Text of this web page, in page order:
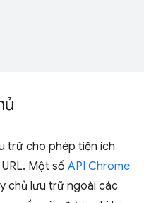
trữ cho phép tiện ích
Một số API Chrome
chủ lưu trữ ngoài các